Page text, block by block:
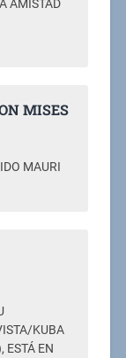
AMISTAD
MISES
MAURI
KUBA
EN